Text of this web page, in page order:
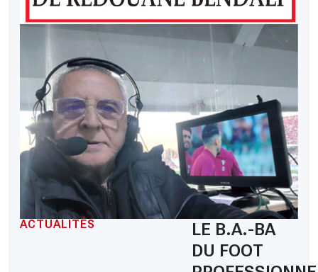
ACTUALITÉS
LE B.A.-BA
DU FOOT